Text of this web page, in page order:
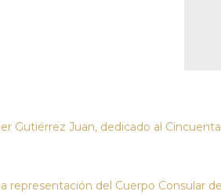
Gutiérrez Juan, dedicado al
representación del Cuerpo Consular